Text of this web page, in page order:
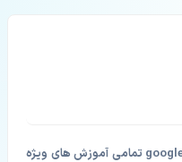
آموزش امنیت برای ناپ کامرس فعال کردن google recaptcha تمامی آموزش های ویژه